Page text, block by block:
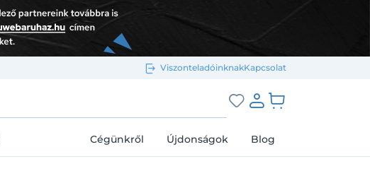
ViszonteladóinknakKapcsolat
Bejelentkezés e-mail-címmel
Cégünkről Újdonságok Blog